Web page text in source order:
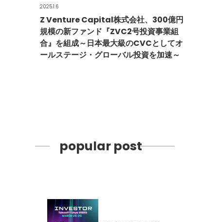
2025.1.6
Z Venture Capital株式会社、300億円
規模の新ファンド『ZVC2号投資事業組
合』を組成～日本最大級のCVCとしてオ
ールステージ・グローバル投資を加速～
popular post